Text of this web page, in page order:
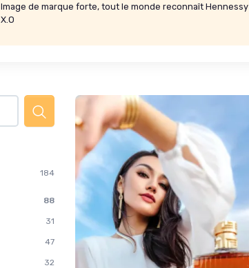
Image de marque forte, tout le monde reconnaît Hennessy
X.O
184
88
31
47
32